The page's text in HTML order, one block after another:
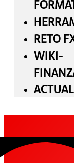
RETO
WIKI-